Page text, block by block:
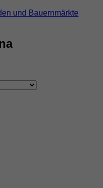
und Bauernmärkte